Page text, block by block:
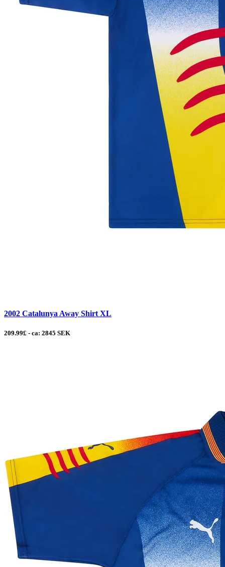
2002 Catalunya Away Shirt XL
209.99£ - ca: 2845 SEK